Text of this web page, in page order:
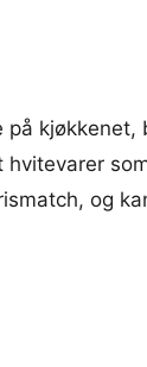
på kjøkkenet,
hvitevarer
og